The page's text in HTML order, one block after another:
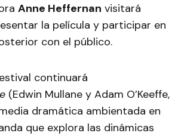
Anne Heffernan visitará
la película y participar en
con el público.
continuará
(Edwin Mullane y Adam O’Keeffe,
dramática ambientada en
que explora las dinámicas